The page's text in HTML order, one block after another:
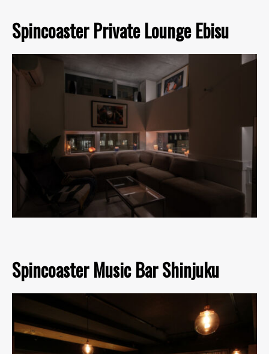
Spincoaster Private Lounge Ebisu
Spincoaster Music Bar Shinjuku